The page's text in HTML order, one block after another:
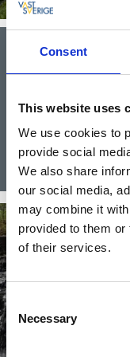
Consent
This website uses
We use cookies to
provide social
We also share
our social media,
may combine it
provided to them
of their services.
Consent
Selection
Necessary
Bredfjället
fjällbygder, av
Till Bredfjället